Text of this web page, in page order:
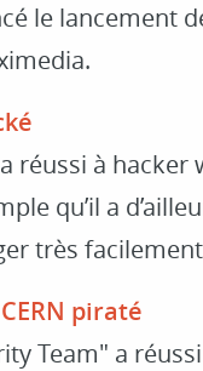
le lancement
réussi à
qu’il a
très
piraté
Team" a